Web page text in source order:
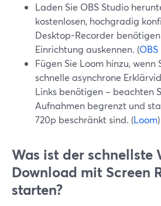
Laden Sie OBS Studio
kostenlosen, hochgradig
Desktop-Recorder
Einrichtung auskennen. (
Fügen Sie Loom hinzu,
schnelle asynchrone
Links benötigen – beachten
Aufnahmen begrenzt und
720p beschränkt sind. (Loom)
Was ist der schnellste
Download mit Screen
starten?